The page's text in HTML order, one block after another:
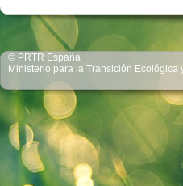
© PRTR España
Ministerio para la Transición Ecológica